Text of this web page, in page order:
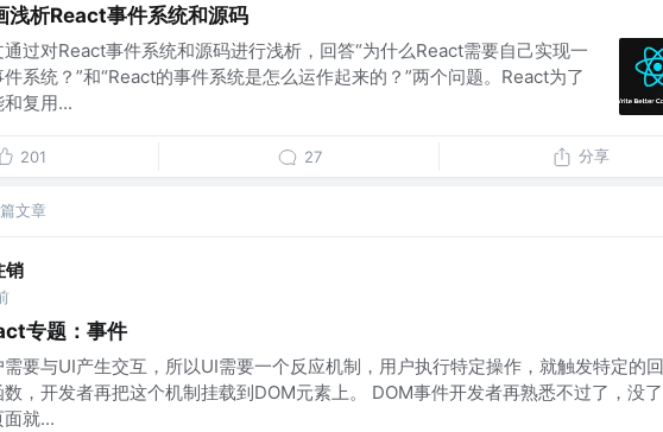
浅析React事件系统和源码
通过对React事件系统和源码进行浅析，回答“为什么React需要自己实现一
件系统？”和“React的事件系统是怎么运作起来的？”两个问题。React为了
复用...
201 27 分享
文章
销
专题：事件
需要与UI产生交互，所以UI需要一个反应机制，用户执行特定操作，就触发特定的回
数，开发者再把这个机制挂载到DOM元素上。 DOM事件开发者再熟悉不过了，没了
就...